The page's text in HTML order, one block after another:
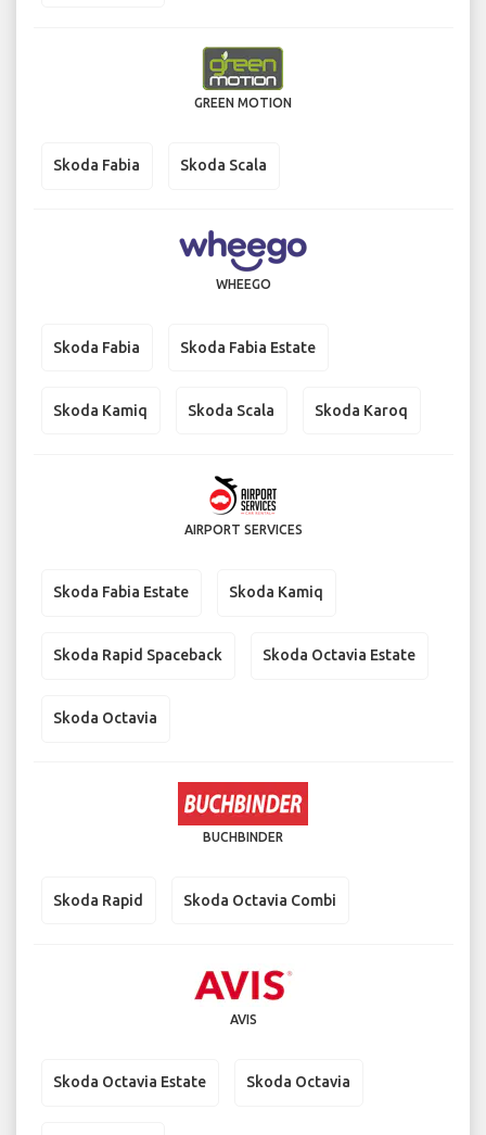
GREEN MOTION
Skoda Fabia Skoda Scala
WHEEGO
Skoda Fabia Skoda Fabia Estate
Skoda Kamiq Skoda Scala Skoda Karoq
AIRPORT SERVICES
Skoda Fabia Estate Skoda Kamiq
Skoda Rapid Spaceback Skoda Octavia Estate
Skoda Octavia
BUCHBINDER
Skoda Rapid Skoda Octavia Combi
AVIS
Skoda Octavia Estate Skoda Octavia